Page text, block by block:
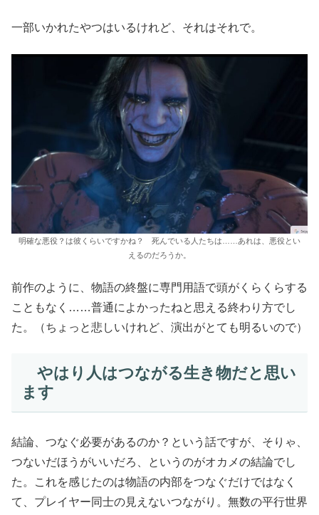
一部いかれたやつはいるけれど、それはそれで。
明確な悪役？は彼くらいですかね？ 死んでいる人たちは……あれは、悪役とい
えるのだろうか。
前作のように、物語の終盤に専門用語で頭がくらくらする
こともなく……普通によかったねと思える終わり方でし
た。（ちょっと悲しいけれど、演出がとても明るいので）
やはり人はつながる生き物だと思い
ます
結論、つなぐ必要があるのか？という話ですが、そりゃ、
つないだほうがいいだろ、というのがオカメの結論でし
た。これを感じたのは物語の内部をつなぐだけではなく
て、プレイヤー同士の見えないつながり。無数の平行世界